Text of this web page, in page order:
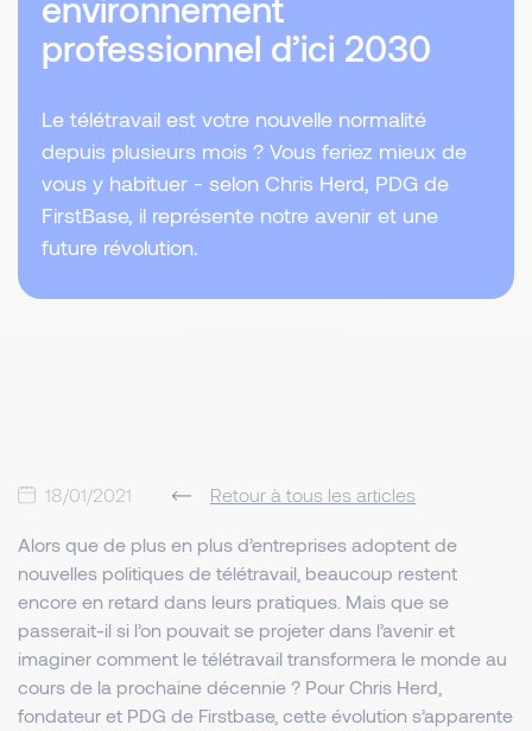
professionnel d’ici 2030
Le télétravail est votre nouvelle normalité
depuis plusieurs mois ? Vous feriez mieux de
vous y habituer - selon Chris Herd, PDG de
FirstBase, il représente notre avenir et une
future révolution.
18/01/2021 Retour à tous les articles
Alors que de plus en plus d’entreprises adoptent de
nouvelles politiques de télétravail, beaucoup restent
encore en retard dans leurs pratiques. Mais que se
passerait-il si l’on pouvait se projeter dans l’avenir et
imaginer comment le télétravail transformera le monde au
cours de la prochaine décennie ? Pour Chris Herd,
fondateur et PDG de Firstbase, cette évolution s’apparente